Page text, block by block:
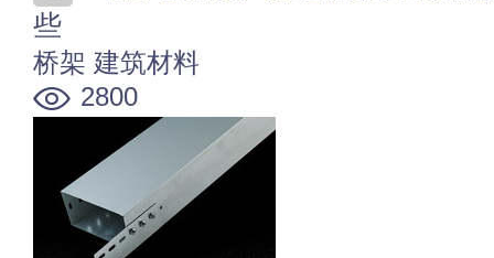
些
桥架 建筑材料
2800